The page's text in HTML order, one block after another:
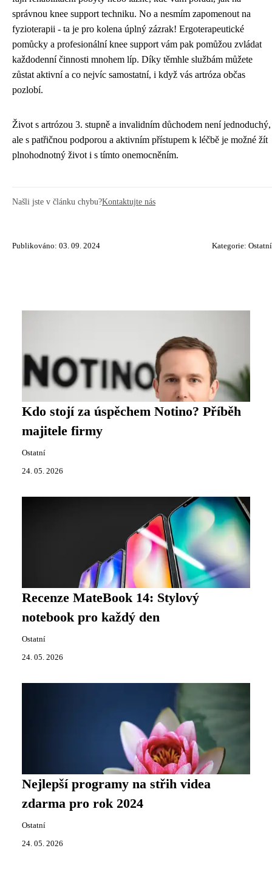
správnou knee support techniku. No a nesmím zapomenout na
fyzioterapii - ta je pro kolena úplný zázrak! Ergoterapeutické
pomůcky a profesionální knee support vám pak pomůžou zvládat
každodenní činnosti mnohem líp. Díky těmhle službám můžete
zůstat aktivní a co nejvíc samostatní, i když vás artróza občas
pozlobí.
Život s artrózou 3. stupně a invalidním důchodem není jednoduchý,
ale s patřičnou podporou a aktivním přístupem k léčbě je možné žít
plnohodnotný život i s tímto onemocněním.
Našli jste v článku chybu?Kontaktujte nás
Publikováno: 03. 09. 2024 Kategorie: Ostatní
Kdo stojí za úspěchem Notino? Příběh
majitele firmy
Ostatní
24. 05. 2026
Recenze MateBook 14: Stylový
notebook pro každý den
Ostatní
24. 05. 2026
Nejlepší programy na střih videa
zdarma pro rok 2024
Ostatní
24. 05. 2026